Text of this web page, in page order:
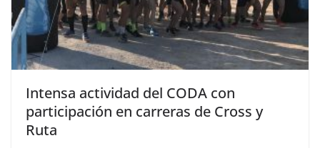
Intensa actividad del CODA con
participación en carreras de Cross y
Ruta